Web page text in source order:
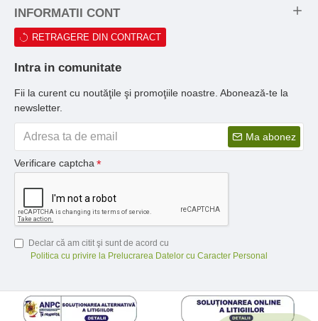
INFORMATII CONT
RETRAGERE DIN CONTRACT
Intra in comunitate
Fii la curent cu noutăţile şi promoţiile noastre. Abonează-te la
newsletter.
Ma abonez
Verificare captcha
Declar că am citit şi sunt de acord cu
Politica cu privire la Prelucrarea Datelor cu Caracter Personal